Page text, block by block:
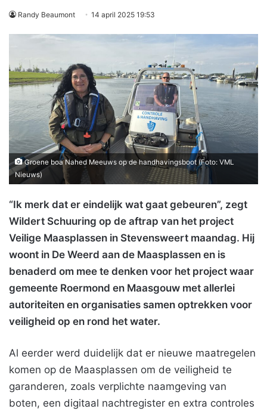
Randy Beaumont 14 april 2025 19:53
Groene boa Nahed Meeuws op de handhavingsboot (Foto: VML
Nieuws)
“Ik merk dat er eindelijk wat gaat gebeuren”, zegt
Wildert Schuuring op de aftrap van het project
Veilige Maasplassen in Stevensweert maandag. Hij
woont in De Weerd aan de Maasplassen en is
benaderd om mee te denken voor het project waar
gemeente Roermond en Maasgouw met allerlei
autoriteiten en organisaties samen optrekken voor
veiligheid op en rond het water.
Al eerder werd duidelijk dat er nieuwe maatregelen
komen op de Maasplassen om de veiligheid te
garanderen, zoals verplichte naamgeving van
boten, een digitaal nachtregister en extra controles